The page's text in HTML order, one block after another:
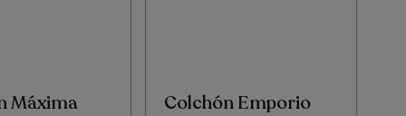
Máxima
Colchón Emporio